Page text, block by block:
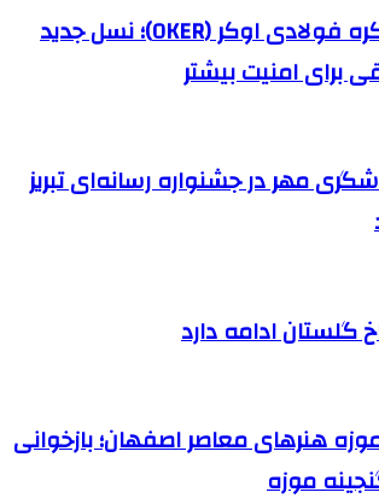
معرفی کرکره فولادی اوکر (OKER)؛ نسل جدید
برای امنیت بیشتر
مهر در جشنواره رسانه‌ای تبریز
گلستان ادامه دارد
هنرهای معاصر اصفهان؛ بازخوانی
موزه